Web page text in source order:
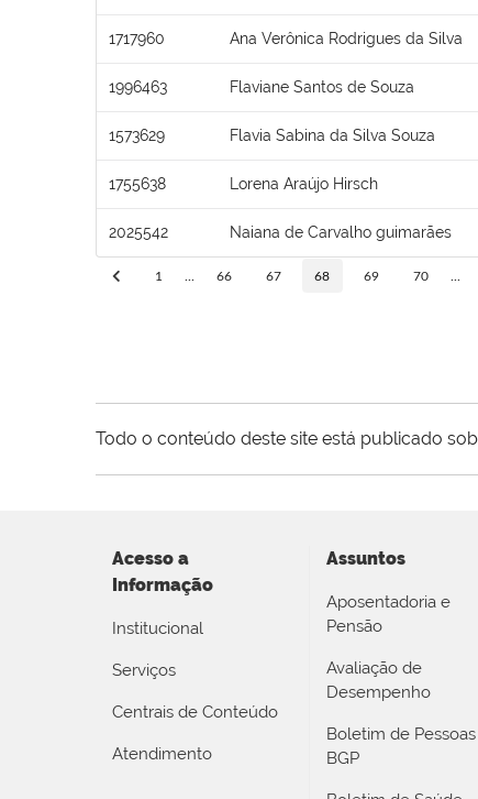
1717960 Ana Verônica Rodrigues da Silva
1996463 Flaviane Santos de Souza
1573629 Flavia Sabina da Silva Souza
1755638 Lorena Araújo Hirsch
2025542 Naiana de Carvalho guimarães
1 66 67 68 69 70
Todo o conteúdo deste site está publicado
Acesso a
Informação
Institucional
Serviços
Centrais de Conteúdo
Atendimento
Assuntos
Aposentadoria e
Pensão
Avaliação de
Desempenho
Boletim de
BGP